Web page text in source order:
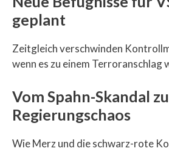
geplant
Zeitgleich verschwinden
wenn es zu einem Terroranschlag
Vom Spahn-Skandal
Regierungschaos
Wie Merz und die schwarz-rote